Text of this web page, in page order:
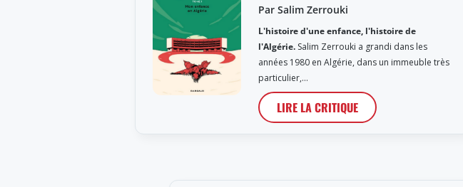
Par Salim Zerrouki
L'histoire d'une enfance, l'histoire de
l'Algérie. Salim Zerrouki a grandi dans les
années 1980 en Algérie, dans un immeuble très
particulier,…
LIRE LA CRITIQUE